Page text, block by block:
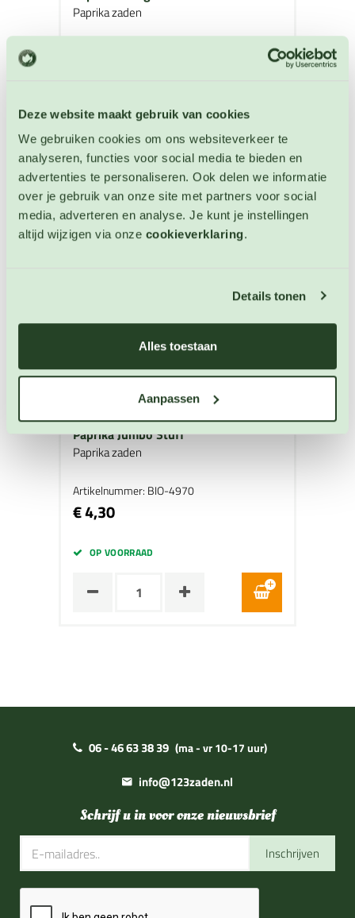
Deze website maakt gebruik van cookies
We gebruiken cookies om ons websiteverkeer te
analyseren, functies voor social media te bieden en
advertenties te personaliseren. Ook delen we informatie
over je gebruik van onze site met partners voor social
media, adverteren en analyse. Je kunt je instellingen
altijd wijzigen via onze cookieverklaring.
Details tonen
Alles toestaan
Aanpassen
Paprika zaden
OP VOORRAAD
Paprika Jumbo Stuff
Paprika zaden
Artikelnummer: BIO-4970
€ 4,30
OP VOORRAAD
06 - 46 63 38 39 (ma - vr 10-17 uur)
info@123zaden.nl
Schrijf u in voor onze nieuwsbrief
Inschrijven